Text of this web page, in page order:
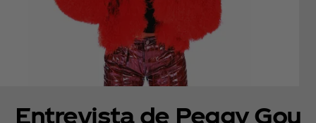
Entrevista de Peggy Gou